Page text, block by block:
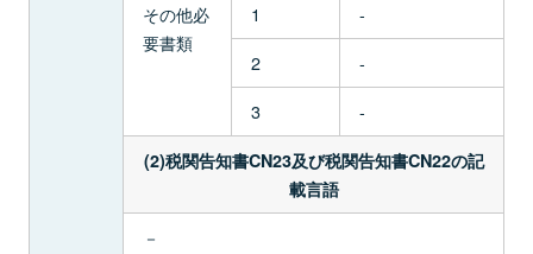
その他必
要書類
1
-
2
-
3
-
(2)税関告知書CN23及び税関告知書CN22の記
載言語
－